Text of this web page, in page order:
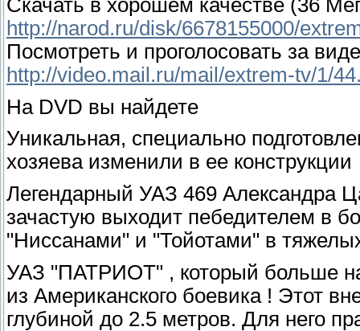
Скачать в хорошем качестве (36
http://narod.ru/disk/6678155000/
Посмотреть и проголосовать за
http://video.mail.ru/mail/extrem-tv/1/
На DVD вы найдете
Уникальная, специально
хозяева изменили в ее конструкции
Легендарный УАЗ 469 Александра
зачастую выходит пебедителем в
"Ниссанами" и "Тойотами" в
УАЗ "ПАТРИОТ" , который больше
из Американского боевика ! Этот
глубиной до 2.5 метров. Для него